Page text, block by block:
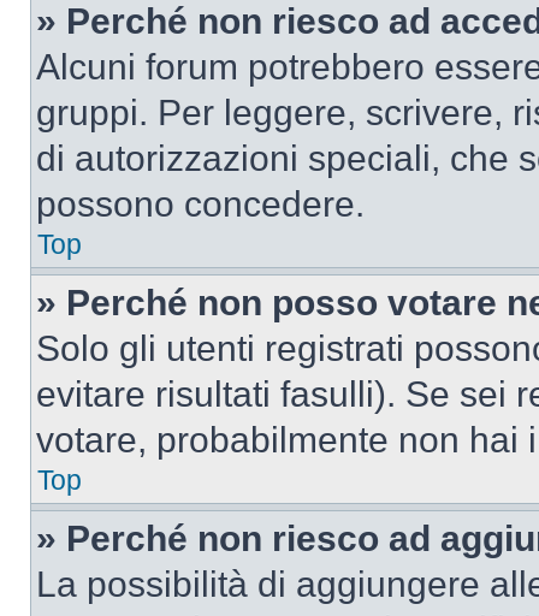
» Perché non riesco ad
Alcuni forum potrebbero
gruppi. Per leggere, scrivere,
di autorizzazioni speciali, che
possono concedere.
Top
» Perché non posso votare
Solo gli utenti registrati
evitare risultati fasulli). Se sei
votare, probabilmente non hai
Top
» Perché non riesco ad
La possibilità di aggiungere